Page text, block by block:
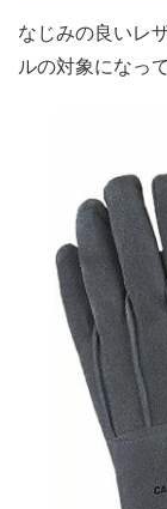
なじみの良いレ
ルの対象になっ